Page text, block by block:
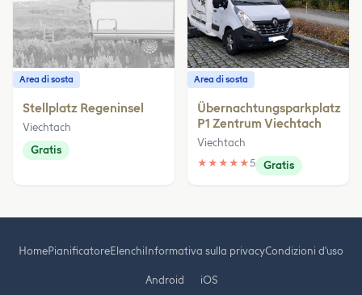
Area di sosta
Stellplatz Regeninsel
Viechtach
Gratis
Area di sosta
Übernachtungsparkplatz
P1 Zentrum Viechtach
Viechtach
★ ★ ★ ★ ★5 Gratis
HomePianificatoreElenchiInformativa sulla privacyCondizioni d'uso
Android iOS